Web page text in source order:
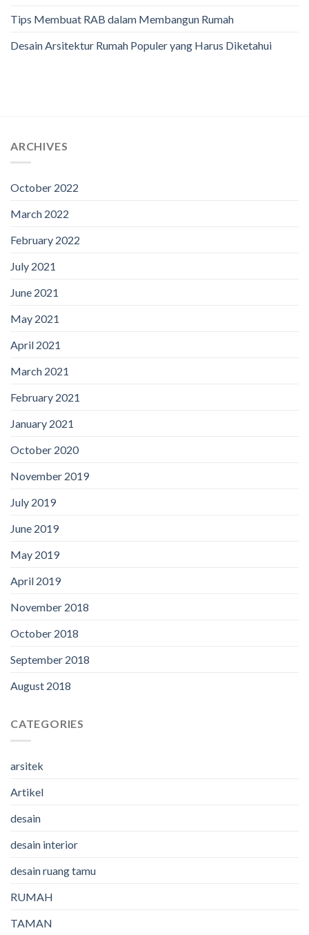
Tips Membuat RAB dalam Membangun Rumah
Desain Arsitektur Rumah Populer yang Harus Diketahui
ARCHIVES
October 2022
March 2022
February 2022
July 2021
June 2021
May 2021
April 2021
March 2021
February 2021
January 2021
October 2020
November 2019
July 2019
June 2019
May 2019
April 2019
November 2018
October 2018
September 2018
August 2018
CATEGORIES
arsitek
Artikel
desain
desain interior
desain ruang tamu
RUMAH
TAMAN